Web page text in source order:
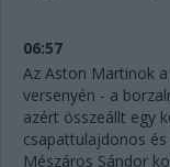
06:57
Az Aston Martinok
versenyén - a
azért összeállt egy
csapattulajdonos
Mészáros Sándor